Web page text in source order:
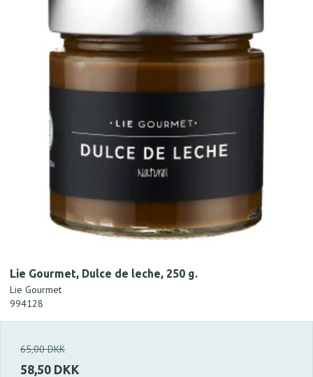
Lie Gourmet, Dulce de leche, 250 g.
Lie Gourmet
994128
65,00 DKK
58,50 DKK